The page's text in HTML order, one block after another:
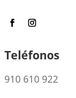
Teléfonos
910 610 922